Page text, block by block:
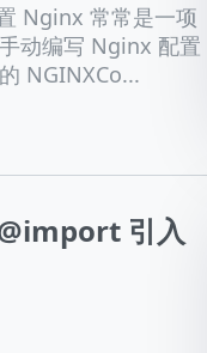
Nginx 常常是一项
动编写 Nginx 配置
NGINXCo...
引入